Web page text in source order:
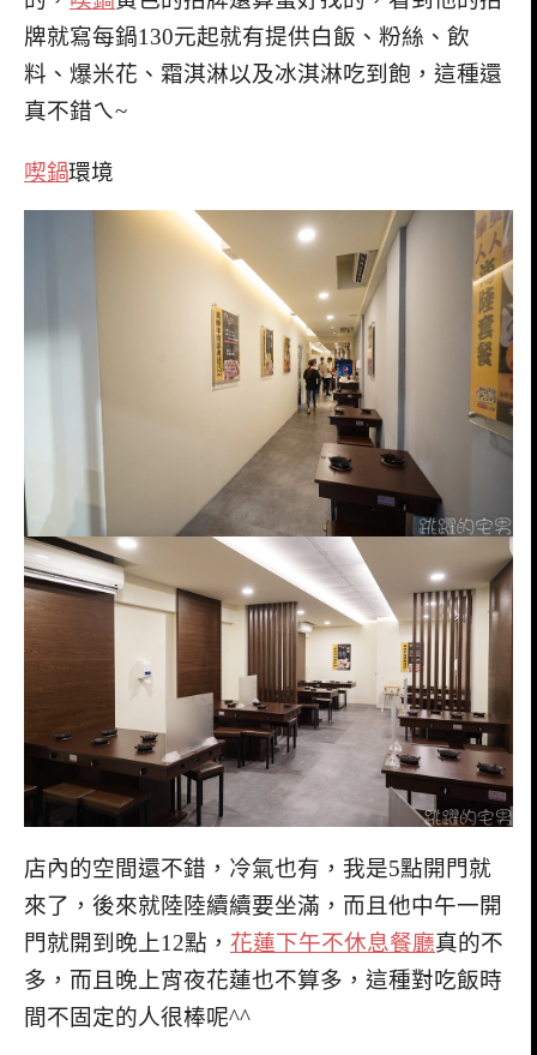
牌就寫每鍋130元起就有提供白飯、粉絲、飲
料、爆米花、霜淇淋以及冰淇淋吃到飽，這種還
真不錯ㄟ~
喫鍋環境
店內的空間還不錯，冷氣也有，我是5點開門就
來了，後來就陸陸續續要坐滿，而且他中午一開
門就開到晚上12點， 花蓮下午不休息餐廳真的不
多，而且晚上宵夜花蓮也不算多，這種對吃飯時
間不固定的人很棒呢^^